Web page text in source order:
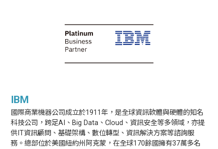
IBM
國際商業機器公司成立於1911年，是全球資訊軟體與硬體的知名
科技公司，跨足AI、Big Data、Cloud、資訊安全等多領域，亦提
供IT資訊顧問、基礎架構、數位轉型、資訊解決方案等諮詢服
務。總部位於美國紐約州阿克蒙，在全球170餘國擁有37萬多名